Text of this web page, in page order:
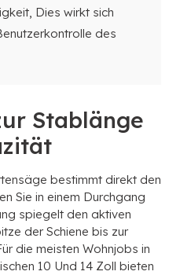
Dies wirkt sich
des
Stablänge
bestimmt direkt den
Sie in einem Durchgang
spiegelt den aktiven
der Schiene bis zur
die meisten Wohnjobs in
10 Und 14 Zoll bieten